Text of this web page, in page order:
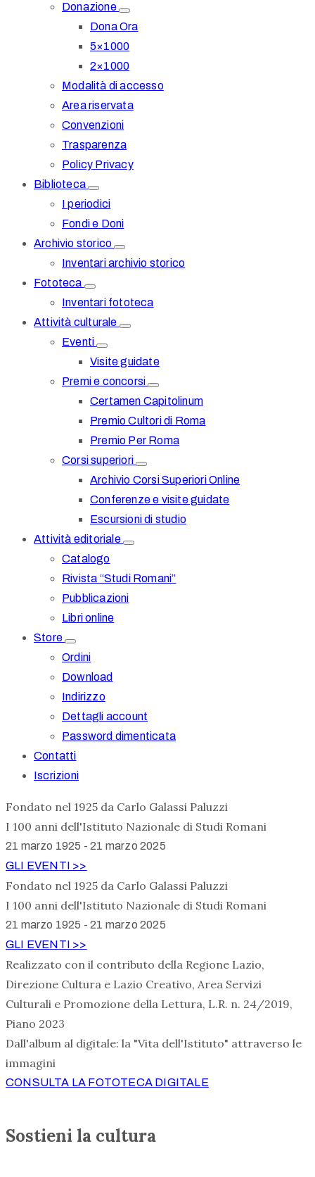
Donazione
Dona Ora
5×1000
2×1000
Modalità di accesso
Area riservata
Convenzioni
Trasparenza
Policy Privacy
Biblioteca
I periodici
Fondi e Doni
Archivio storico
Inventari archivio storico
Fototeca
Inventari fototeca
Attività culturale
Eventi
Visite guidate
Premi e concorsi
Certamen Capitolinum
Premio Cultori di Roma
Premio Per Roma
Corsi superiori
Archivio Corsi Superiori Online
Conferenze e visite guidate
Escursioni di studio
Attività editoriale
Catalogo
Rivista “Studi Romani”
Pubblicazioni
Libri online
Store
Ordini
Download
Indirizzo
Dettagli account
Password dimenticata
Contatti
Iscrizioni
Fondato nel 1925 da Carlo Galassi Paluzzi
I 100 anni dell'Istituto Nazionale di Studi Romani
21 marzo 1925 - 21 marzo 2025
GLI EVENTI >>
Fondato nel 1925 da Carlo Galassi Paluzzi
I 100 anni dell'Istituto Nazionale di Studi Romani
21 marzo 1925 - 21 marzo 2025
GLI EVENTI >>
Realizzato con il contributo della Regione Lazio,
Direzione Cultura e Lazio Creativo, Area Servizi
Culturali e Promozione della Lettura, L.R. n. 24/2019,
Piano 2023
Dall'album al digitale: la "Vita dell'Istituto" attraverso le
immagini
CONSULTA LA FOTOTECA DIGITALE
Sostieni la cultura